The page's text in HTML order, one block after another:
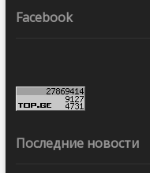
Facebook
Последние новости